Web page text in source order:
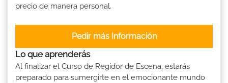
precio de manera personal.
Pedir más Información
Lo que aprenderás
Al finalizar el Curso de Regidor de Escena, estarás
preparado para sumergirte en el emocionante mundo